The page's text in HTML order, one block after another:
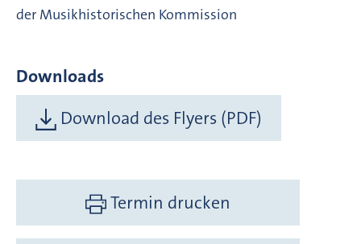
der Musikhistorischen Kommission
Downloads
Download des Flyers (PDF)
Termin drucken